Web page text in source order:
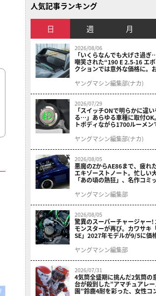
人気記事ランキング
日 週 月
2026/08/06
「いくらなんでも大げさ過ぎ
嘲笑された“190 E 2.5-16 エ
クションでは意外な価格に。
ヤングマシン編集部(ナカ)
2026/07/29
「スイッチONで明らかに違
る…」あらゆる車種に取付OK
トボディながら1700ルーメン
ニット プレシャスレイ スモー
ヤングマシン編集部(ナカ)
2026/08/05
悪魔のZからAE86まで、疲れ
エキゾーストノート。忙しい
「あの頃の熱狂」、名作コミ
結！
ヤングマシン編集部
2026/08/05
驚異のスーパーチャージャー!
モンスターが再び。カワサキ
SE」2027年モデルが9/5に価
ヤングマシン編集部
2026/07/31
4気筒全盛期に挑んだ2気筒の
台が殺到した”アマチュアレ
園”鈴鹿4耐を彩った、女性コ